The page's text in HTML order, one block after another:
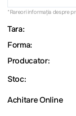
*Rareori informația despre
Tara:
Forma:
Producator:
Stoc:
Achitare Online